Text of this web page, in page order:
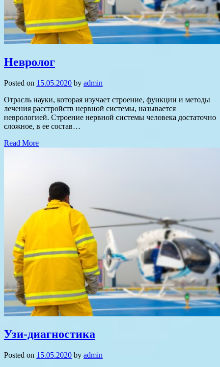
Невролог
Posted on 15.05.2020 by admin
Отрасль науки, которая изучает строение, функции и методы
лечения расстройств нервной системы, называется
неврологией. Строение нервной системы человека достаточно
сложное, в ее состав…
Read More
Узи-диагностика
Posted on 15.05.2020 by admin